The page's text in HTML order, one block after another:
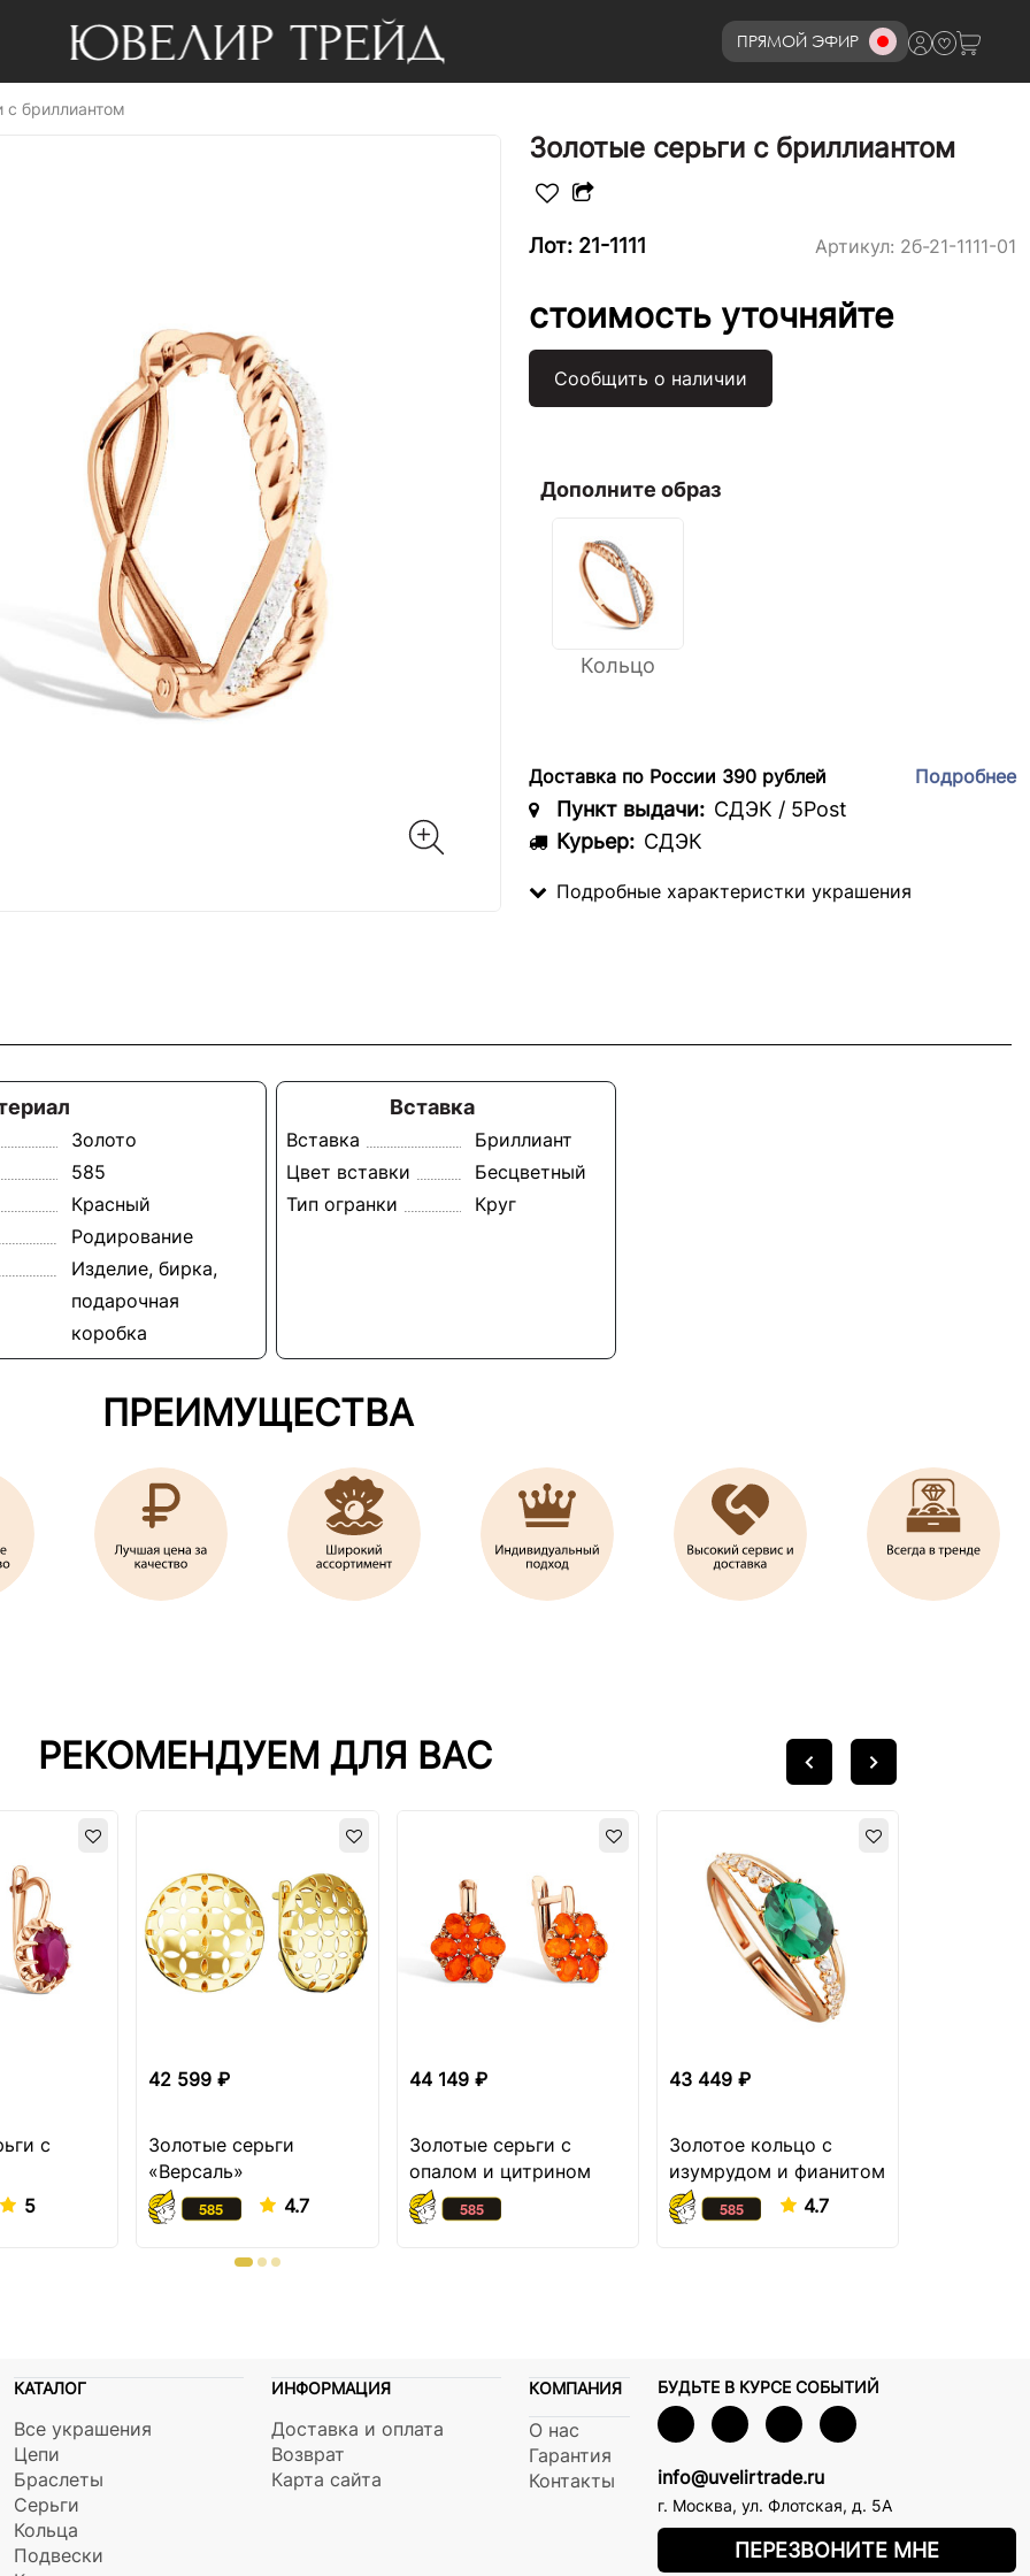
ПРЯМОЙ ЭФИР8 (800)777-72-69
с бриллиантом
Золотые серьги с бриллиантом
Лот: 21-1111 Артикул: 2б-21-1111-01
стоимость уточняйте
Сообщить о наличии
Дополните образ
Кольцо
Доставка по России 390 рублей Подробнее
Пункт выдачи: СДЭК / 5Post
Курьер: СДЭК
Подробные характеристки украшения
Золото
585
Красный
Родирование
Изделие, бирка,
подарочная
коробка
Вставка
Вставка
Бриллиант
Цвет вставки
Бесцветный
Тип огранки
Круг
ПРЕИМУЩЕСТВА
РЕКОМЕНДУЕМ ДЛЯ ВАС
с
5
42 599 ₽
Золотые серьги
«Версаль»
4.7
44 149 ₽
Золотые серьги с
опалом и цитрином
43 449 ₽
Золотое кольцо с
изумрудом и фианитом
4.7
КАТАЛОГ
Все украшения
Цепи
Браслеты
Серьги
Кольца
Подвески
ИНФОРМАЦИЯ
Доставка и оплата
Возврат
Карта сайта
КОМПАНИЯ
О нас
Гарантия
Контакты
БУДЬТЕ В КУРСЕ СОБЫТИЙ
info@uvelirtrade.ru
г. Москва, ул. Флотская, д. 5А
ПЕРЕЗВОНИТЕ МНЕ